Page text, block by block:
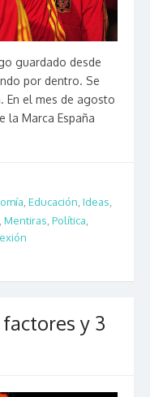
guardado desde
por dentro. Se
En el mes de agosto
la Marca España
Educación Ideas
Mentiras Política
y 3